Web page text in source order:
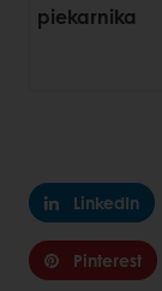
piekarnika
LinkedIn
Pinterest